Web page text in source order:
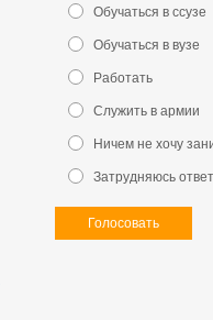
Обучаться в ссузе
Обучаться в вузе
Работать
Служить в армии
Ничем не хочу
Затрудняюсь
Голосовать